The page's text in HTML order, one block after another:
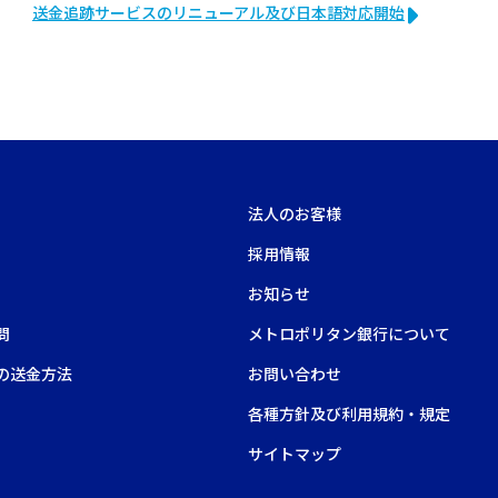
送金追跡サービスのリニューアル及び日本語対応開始
送金方法
法人のお客様
採用情報
お知らせ
メトロポリタン銀行について
お問い合わせ
各種方針及び利用規約・規定
サイトマップ